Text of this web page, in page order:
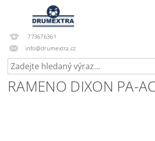
773676361
info@drumextra.cz
RAMENO DIXON PA-